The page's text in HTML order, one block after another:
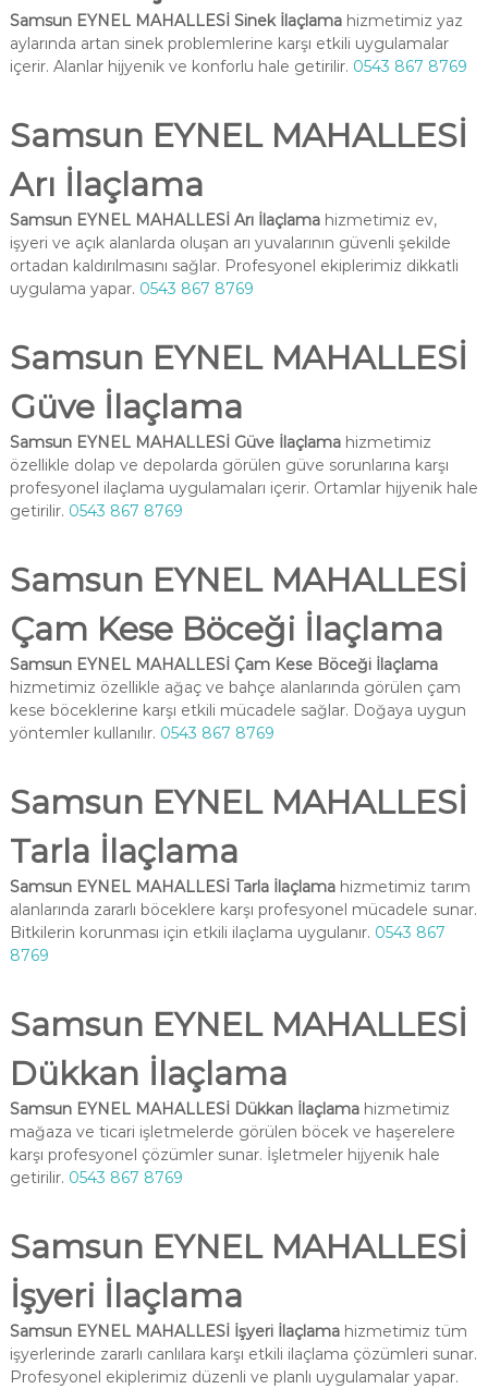
Samsun EYNEL MAHALLESİ Sinek İlaçlamahizmetimiz yaz
aylarında artan sinek problemlerine karşı etkili uygulamalar
içerir. Alanlar hijyenik ve konforlu hale getirilir. 0543 867 8769
Samsun EYNEL MAHALLESİ
Arı İlaçlama
Samsun EYNEL MAHALLESİ Arı İlaçlamahizmetimiz ev,
işyeri ve açık alanlarda oluşan arı yuvalarının güvenli şekilde
ortadan kaldırılmasını sağlar. Profesyonel ekiplerimiz dikkatli
uygulama yapar. 0543 867 8769
Samsun EYNEL MAHALLESİ
Güve İlaçlama
Samsun EYNEL MAHALLESİ Güve İlaçlamahizmetimiz
özellikle dolap ve depolarda görülen güve sorunlarına karşı
profesyonel ilaçlama uygulamaları içerir. Ortamlar hijyenik hale
getirilir. 0543 867 8769
Samsun EYNEL MAHALLESİ
Çam Kese Böceği İlaçlama
Samsun EYNEL MAHALLESİ Çam Kese Böceği İlaçlama
hizmetimiz özellikle ağaç ve bahçe alanlarında görülen çam
kese böceklerine karşı etkili mücadele sağlar. Doğaya uygun
yöntemler kullanılır. 0543 867 8769
Samsun EYNEL MAHALLESİ
Tarla İlaçlama
Samsun EYNEL MAHALLESİ Tarla İlaçlamahizmetimiz tarım
alanlarında zararlı böceklere karşı profesyonel mücadele sunar.
Bitkilerin korunması için etkili ilaçlama uygulanır. 0543 867
8769
Samsun EYNEL MAHALLESİ
Dükkan İlaçlama
Samsun EYNEL MAHALLESİ Dükkan İlaçlamahizmetimiz
mağaza ve ticari işletmelerde görülen böcek ve haşerelere
karşı profesyonel çözümler sunar. İşletmeler hijyenik hale
getirilir. 0543 867 8769
Samsun EYNEL MAHALLESİ
İşyeri İlaçlama
Samsun EYNEL MAHALLESİ İşyeri İlaçlamahizmetimiz tüm
işyerlerinde zararlı canlılara karşı etkili ilaçlama çözümleri sunar.
Profesyonel ekiplerimiz düzenli ve planlı uygulamalar yapar.